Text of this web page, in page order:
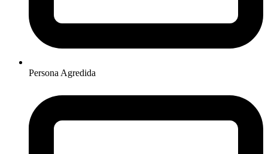
Persona Agredida